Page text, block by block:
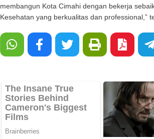
membangun Kota Cimahi dengan bekerja
Kesehatan yang berkualitas dan professional,”